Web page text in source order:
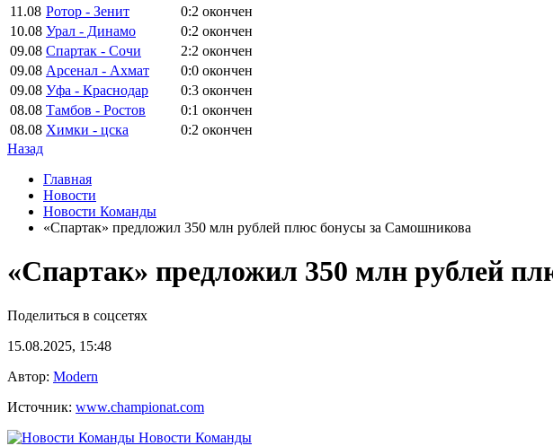
11.08 Ротор - Зенит 0:2 окончен
10.08 Урал - Динамо 0:2 окончен
09.08 Спартак - Сочи 2:2 окончен
09.08 Арсенал - Ахмат 0:0 окончен
09.08 Уфа - Краснодар 0:3 окончен
08.08 Тамбов - Ростов 0:1 окончен
08.08 Химки - цска 0:2 окончен
Назад
Главная
Новости
Новости Команды
«Спартак» предложил 350 млн рублей плюс бонусы за Самошникова
«Спартак» предложил 350 млн рублей
Поделиться в соцсетях
15.08.2025, 15:48
Автор: Modern
Источник: www.championat.com
Новости Команды